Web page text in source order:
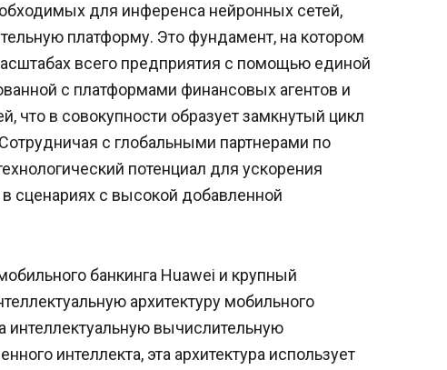
для инференса нейронных сетей,
платформу. Это фундамент, на котором
всего предприятия с помощью единой
с платформами финансовых агентов и
что в совокупности образует замкнутый цикл
с глобальными партнерами по
потенциал для ускорения
сценариях с высокой добавленной
банкинга Huawei и крупный
архитектуру мобильного
интеллектуальную вычислительную
интеллекта, эта архитектура использует